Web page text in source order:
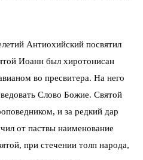
Антиохийский посвятил
Иоанн был хиротонисан
во пресвитера. На него
Слово Божие. Святой
и за редкий дар
от паствы наименование
при стечении толп народа,